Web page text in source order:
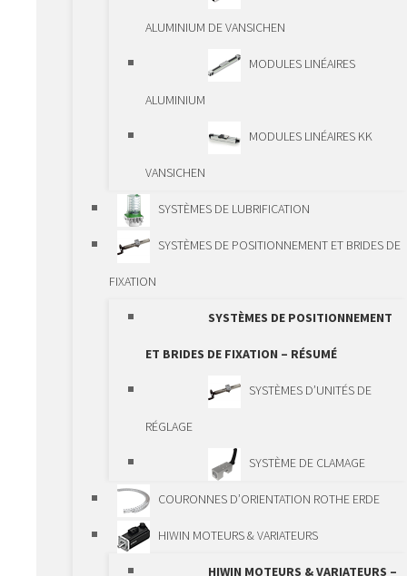
PLANÉTAIRES
CRÉMAILLÈRES ET
ACTIONNEURS À
ARBRE CANNELÉ À
BILLES
SYSTÈMES DE POSITIONNEMENT
STANDARD
ALUMINIUM DE VANSICHEN
MODULES LINÉAIRES
ALUMINIUM
MODULES LINÉAIRES KK
VANSICHEN
SYSTÈMES DE LUBRIFICATION
SYSTÈMES DE POSITIONNEMENT ET BRIDES DE
FIXATION
SYSTÈMES DE POSITIONNEMENT
ET BRIDES DE FIXATION – RÉSUMÉ
SYSTÈMES D’UNITÉS DE
RÉGLAGE
SYSTÈME DE CLAMAGE
COURONNES D’ORIENTATION ROTHE ERDE
HIWIN MOTEURS & VARIATEURS
HIWIN MOTEURS & VARIATEURS –